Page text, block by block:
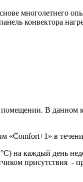
многолетнего
конвектора
помещении. В данном
«Comfort+1» в
на каждый день
присутствия -